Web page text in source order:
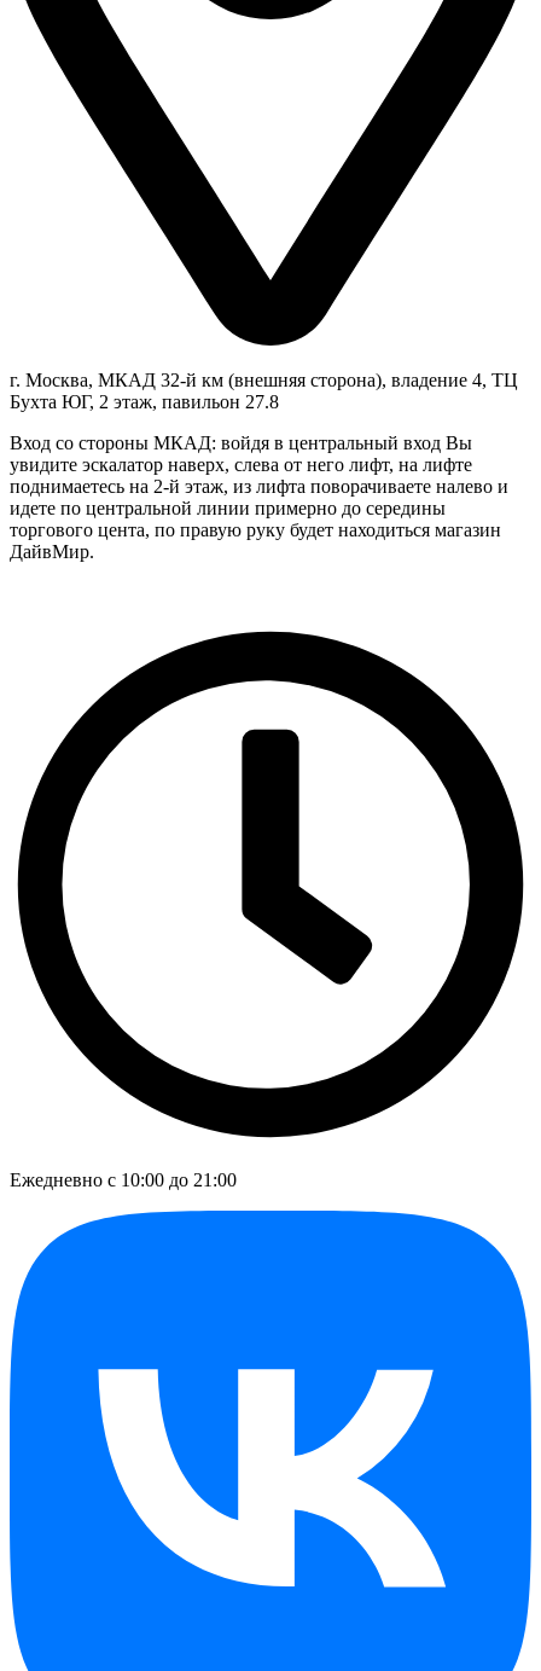
г. Москва, МКАД 32-й км (внешняя сторона), владение 4, ТЦ
Бухта ЮГ, 2 этаж, павильон 27.8
Вход со стороны МКАД: войдя в центральный вход Вы
увидите эскалатор наверх, слева от него лифт, на лифте
поднимаетесь на 2-й этаж, из лифта поворачиваете налево и
идете по центральной линии примерно до середины
торгового цента, по правую руку будет находиться магазин
ДайвМир.
Ежедневно с 10:00 до 21:00